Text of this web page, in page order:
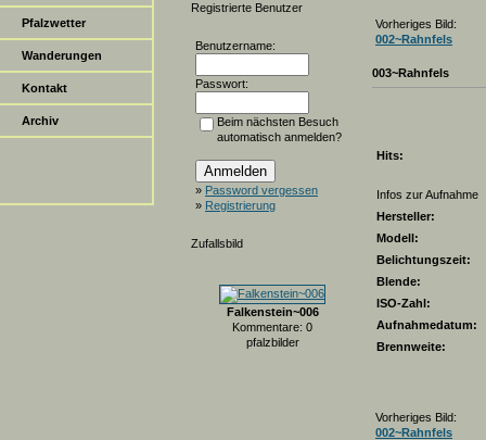
Pfalzwetter
Wanderungen
Kontakt
Archiv
Registrierte Benutzer
Benutzername:
Passwort:
Beim nächsten Besuch
automatisch anmelden?
» Password vergessen
» Registrierung
Zufallsbild
Falkenstein~006
Kommentare: 0
pfalzbilder
Vorheriges Bild:
002~Rahnfels
003~Rahnfels
Hits:
Infos zur Aufnahme
Hersteller:
Modell:
Belichtungszeit:
Blende:
ISO-Zahl:
Aufnahmedatum:
Brennweite:
Vorheriges Bild:
002~Rahnfels